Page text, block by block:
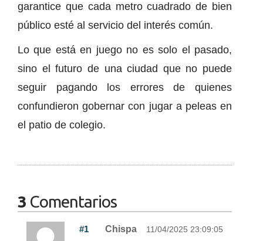
garantice que cada metro cuadrado de bien
público esté al servicio del interés común.
Lo que está en juego no es solo el pasado,
sino el futuro de una ciudad que no puede
seguir pagando los errores de quienes
confundieron gobernar con jugar a peleas en
el patio de colegio.
3 Comentarios
#1 Chispa 11/04/2025 23:09:05